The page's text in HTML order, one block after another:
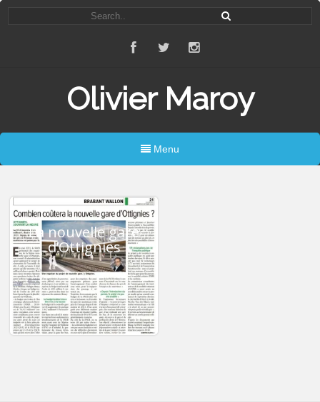
Olivier Maroy
Menu
La nouvelle gare
d’Ottignies